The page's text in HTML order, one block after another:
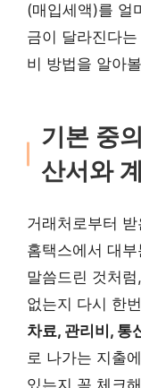
(매입세액)를 얼
금이 달라진다
비 방법을 알아
기본 중
산서와
거래처로부터
홈택스에서 대
말씀드린 것처
없는지 다시 한
차료, 관리비, 통
로 나가는 지출
있는지 꼭 체크